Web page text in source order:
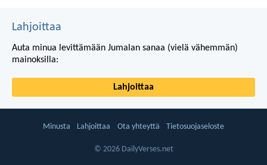
Lahjoittaa
Auta minua levittämään Jumalan sanaa (vielä vähemmän)
mainoksilla:
Lahjoittaa
Minusta Lahjoittaa Ota yhteyttä Tietosuojaseloste
© 2026 DailyVerses.net